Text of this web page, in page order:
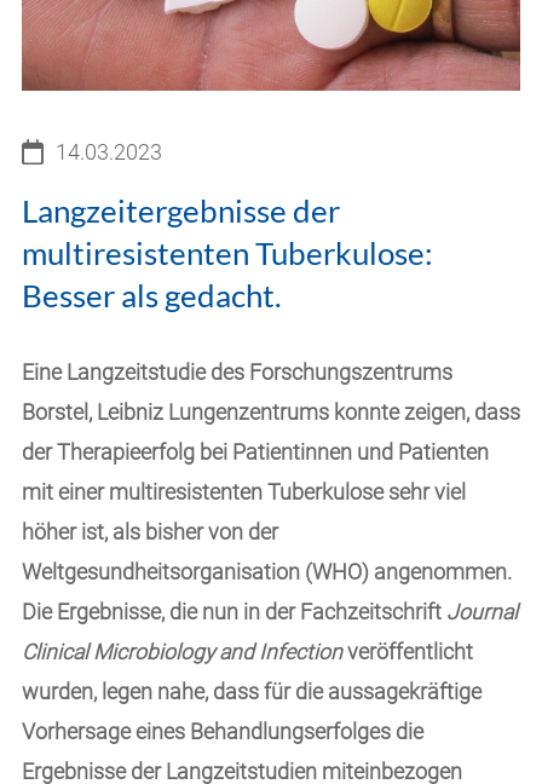
14.03.2023
Langzeitergebnisse der
multiresistenten Tuberkulose:
Besser als gedacht.
Eine Langzeitstudie des Forschungszentrums
Borstel, Leibniz Lungenzentrums konnte zeigen, dass
der Therapieerfolg bei Patientinnen und Patienten
mit einer multiresistenten Tuberkulose sehr viel
höher ist, als bisher von der
Weltgesundheitsorganisation (WHO) angenommen.
Die Ergebnisse, die nun in der Fachzeitschrift Journal
Clinical Microbiology and Infectionveröffentlicht
wurden, legen nahe, dass für die aussagekräftige
Vorhersage eines Behandlungserfolges die
Ergebnisse der Langzeitstudien miteinbezogen